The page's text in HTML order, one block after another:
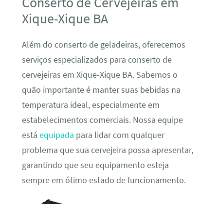
Xique-Xique BA
Além do conserto de geladeiras, oferecemos
serviços especializados para conserto de
cervejeiras em Xique-Xique BA. Sabemos o
quão importante é manter suas bebidas na
temperatura ideal, especialmente em
estabelecimentos comerciais. Nossa equipe
está equipada para lidar com qualquer
problema que sua cervejeira possa apresentar,
garantindo que seu equipamento esteja
sempre em ótimo estado de funcionamento.